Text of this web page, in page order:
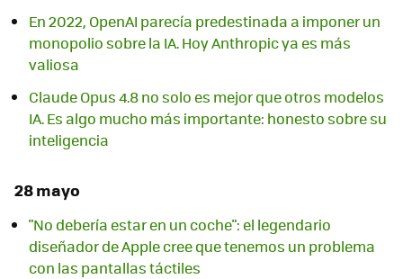
En 2022, OpenAI parecía predestinada a imponer un
monopolio sobre la IA. Hoy Anthropic ya es más
valiosa
Claude Opus 4.8 no solo es mejor que otros modelos
IA. Es algo mucho más importante: honesto sobre su
inteligencia
28 mayo
"No debería estar en un coche": el legendario
diseñador de Apple cree que tenemos un problema
con las pantallas táctiles